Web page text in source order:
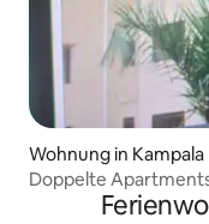
Wohnung in Kampala
Doppelte